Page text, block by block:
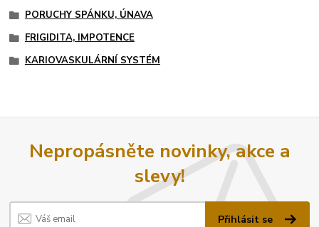
PORUCHY SPÁNKU, ÚNAVA
FRIGIDITA, IMPOTENCE
KARIOVASKULÁRNÍ SYSTÉM
Nepropásněte novinky, akce a
slevy!
Přihlásit se